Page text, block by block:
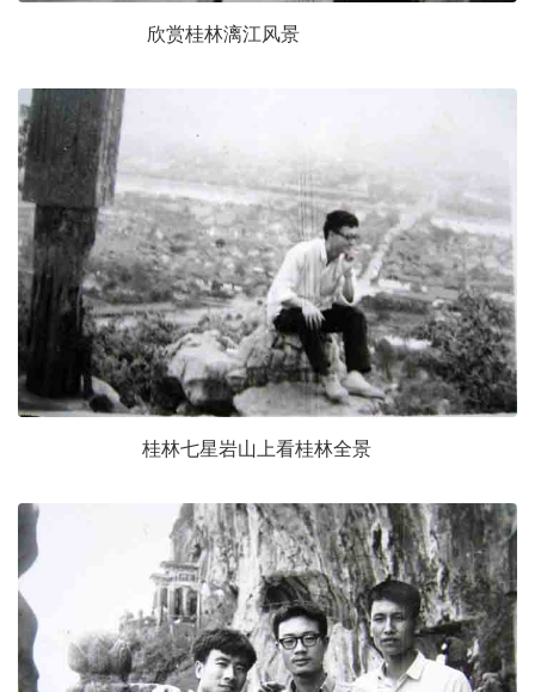
欣赏桂林漓江风景
桂林七星岩山上看桂林全景